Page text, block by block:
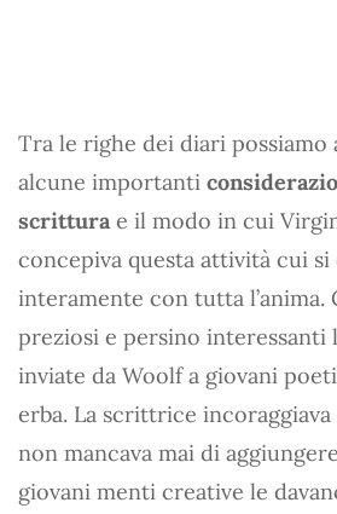
Tra le righe dei diari
alcune importanti
scrittura e il modo in cui
concepiva questa attività cui si
interamente con tutta l’anima.
preziosi e persino interessanti
inviate da Woolf a giovani
erba. La scrittrice
non mancava mai di
giovani menti creative le